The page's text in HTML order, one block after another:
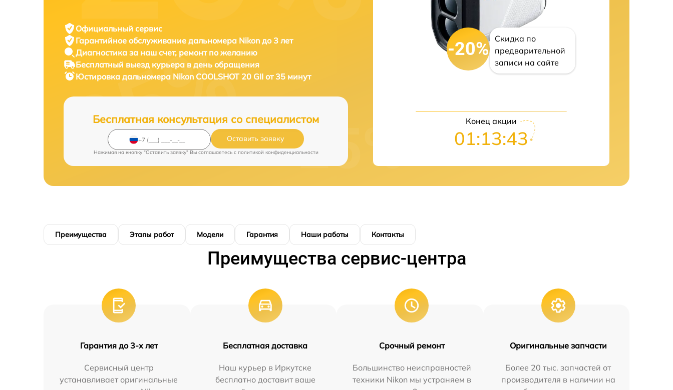
Официальный сервис
Гарантийное обслуживание дальномера Nikon до 3 лет
Диагностика за наш счет, ремонт по желанию
Бесплатный выезд курьера в день обращения
Юстировка дальномера Nikon COOLSHOT 20 GII от 35 минут
Бесплатная консультация со специалистом
Оставить заявку
Нажимая на кнопку "Оставить заявку" Вы соглашаетесь c политикой конфиденциальности
-20%
Скидка по
предварительной
записи на сайте
Конец акции
01:13:42
Преимущества Этапы работ Модели Гарантия Наши работы Контакты
Преимущества сервис-центра
Гарантия до 3-х лет
Сервисный центр
устанавливает оригинальные
Бесплатная доставка
Наш курьер в Иркутске
бесплатно доставит ваше
Срочный ремонт
Большинство неисправностей
техники Nikon мы устраняем в
Оригинальные запчасти
Более 20 тыс. запчастей от
производителя в наличии на